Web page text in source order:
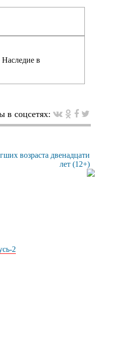
Наследие в
в соцсетях:
2